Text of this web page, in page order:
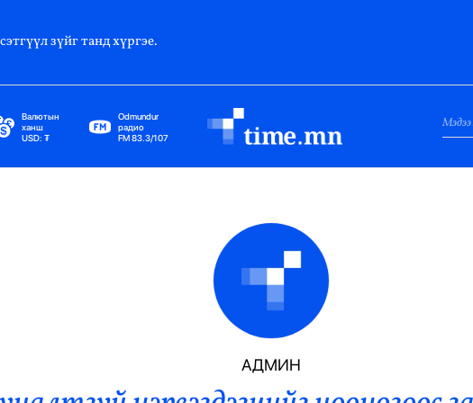
зүйг танд хүргэе.
Валютын
ханш
USD:₮
Odmundur
радио
FM 83.3/107
Гадаад Харилцаа
Элчин Сайд
Парламент
Засгийн Газар
АДМИН